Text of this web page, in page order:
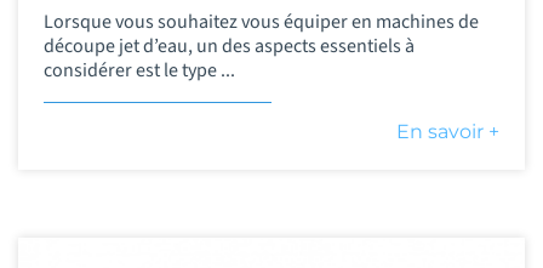
Lorsque vous souhaitez vous équiper en machines de
découpe jet d’eau, un des aspects essentiels à
considérer est le type ...
En savoir +